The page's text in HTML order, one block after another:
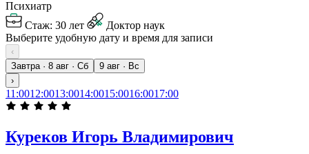
Психиатр
Стаж: 30 лет
Доктор наук
Выберите удобную дату и время для записи
‹
Завтра · 8 авг · Сб
9 авг · Вс
›
11:0012:0013:0014:0015:0016:0017:00
Куреков Игорь Владимирович